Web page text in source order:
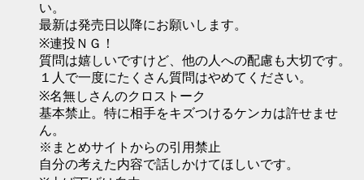
い。
最新は発売日以降にお願いします。
※連投ＮＧ！
質問は嬉しいですけど、他の人への配慮も大切です。
１人で一度にたくさん質問はやめてください。
※名無しさんのクロストーク
基本禁止。特に相手をキズつけるケンカは許せませ
ん。
※まとめサイトからの引用禁止
自分の考えた内容で話しかけてほしいです。